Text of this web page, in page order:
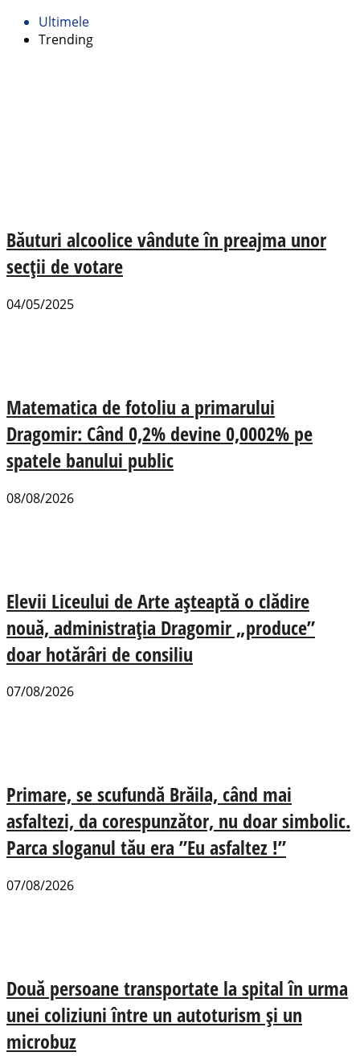
Ultimele
Trending
Băuturi alcoolice vândute în preajma unor
secții de votare
04/05/2025
Matematica de fotoliu a primarului
Dragomir: Când 0,2% devine 0,0002% pe
spatele banului public
08/08/2026
Elevii Liceului de Arte așteaptă o clădire
nouă, administrația Dragomir „produce”
doar hotărâri de consiliu
07/08/2026
Primare, se scufundă Brăila, când mai
asfaltezi, da corespunzător, nu doar simbolic.
Parca sloganul tău era ”Eu asfaltez !”
07/08/2026
Două persoane transportate la spital în urma
unei coliziuni între un autoturism și un
microbuz